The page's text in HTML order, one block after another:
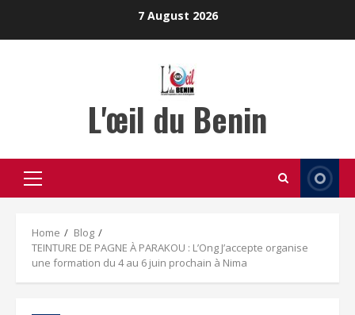
7 August 2026
L'œil du Benin
Primary
Menu
Home
Blog
TEINTURE DE PAGNE À PARAKOU : L’Ong J’accepte organise
une formation du 4 au 6 juin prochain à Nima